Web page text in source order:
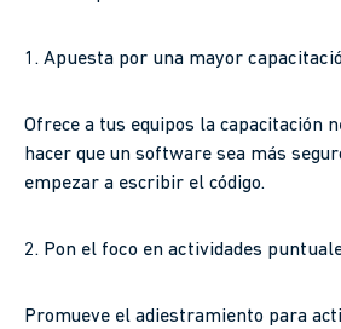
1. Apuesta por una mayor
Ofrece a tus equipos la capacitación
hacer que un software sea más
empezar a escribir el código.
2. Pon el foco en actividades
Promueve el adiestramiento para